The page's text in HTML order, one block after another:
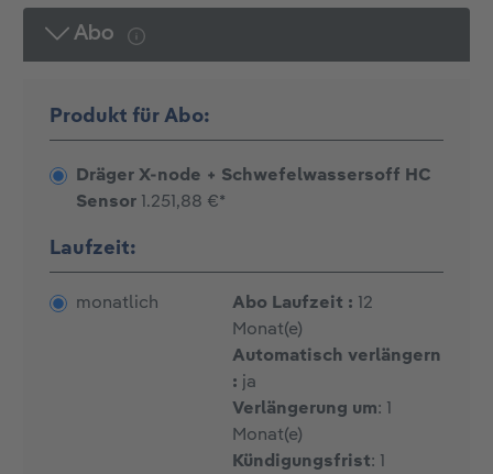
Abo
Produkt für Abo:
Dräger X-node + Schwefelwassersoff HC
Sensor
1.251,88 €*
Laufzeit:
monatlich Abo Laufzeit : 12
Monat(e)
Automatisch verlängern
: ja
Verlängerung um: 1
Monat(e)
Kündigungsfrist: 1